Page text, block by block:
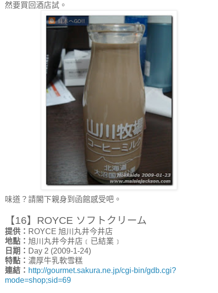
然要買回酒店試。
味道？請閣下親身到函館感受吧。
【16】ROYCE ソフトクリーム
提供： ROYCE 旭川丸井今井店
地點： 旭川丸井今井店﹝已結業﹞
日期： Day 2 (2009-1-24)
特點： 濃厚牛乳軟雪糕
連結： http://gourmet.sakura.ne.jp/cgi-bin/gdb.cgi?
mode=shop;sid=69